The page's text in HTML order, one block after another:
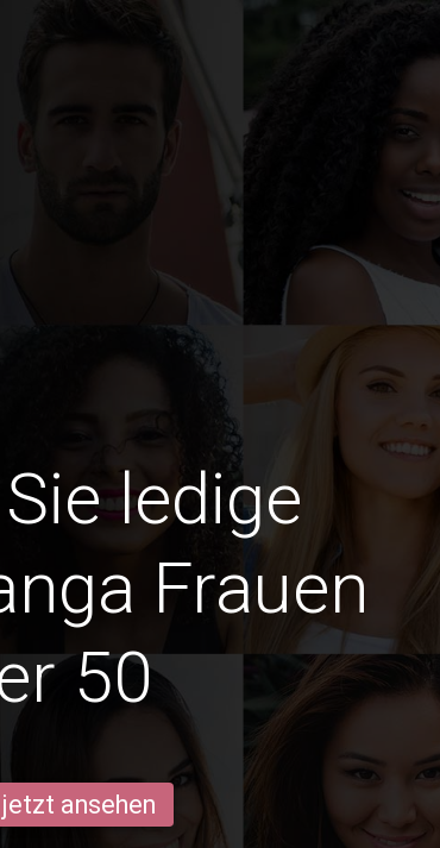
ledige
Frauen
50
ansehen